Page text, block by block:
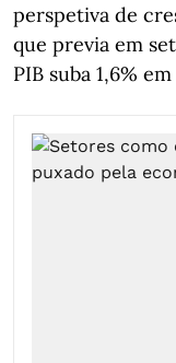
perspetiva de
que previa em
PIB suba 1,6%